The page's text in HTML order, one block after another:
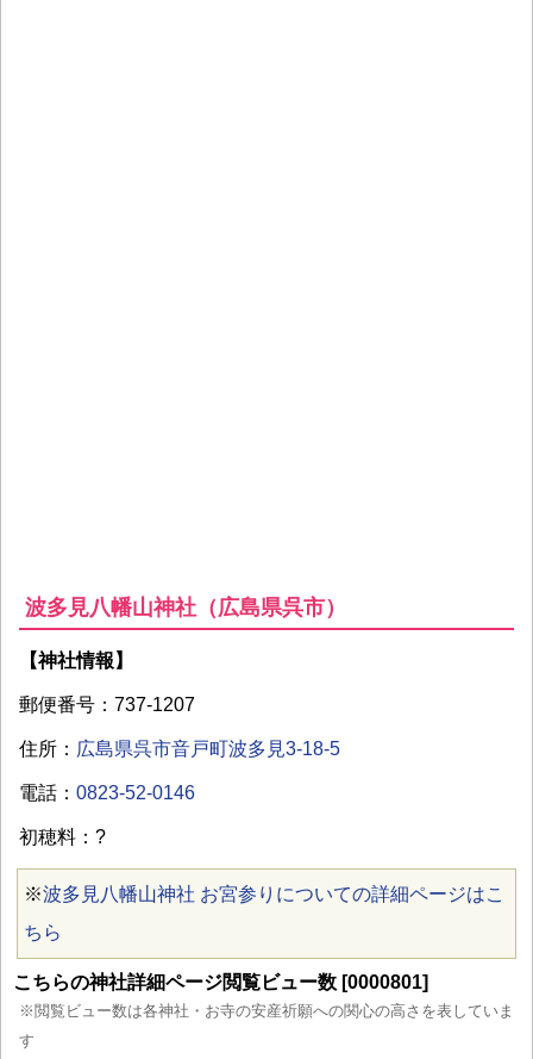
波多見八幡山神社（広島県呉市）
【神社情報】
郵便番号：737-1207
住所： 広島県呉市音戸町波多見3-18-5
電話： 0823-52-0146
初穂料：?
※波多見八幡山神社 お宮参りについての詳細ページはこ
ちら
こちらの神社詳細ページ閲覧ビュー数 [0000801]
※閲覧ビュー数は各神社・お寺の安産祈願への関心の高さを表していま
す